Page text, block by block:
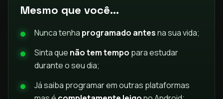
Mesmo que você...
Nunca tenha programado antesna sua vida;
Sinta que não tem tempo para estudar
durante o seu dia;
Já saiba programar em outras plataformas